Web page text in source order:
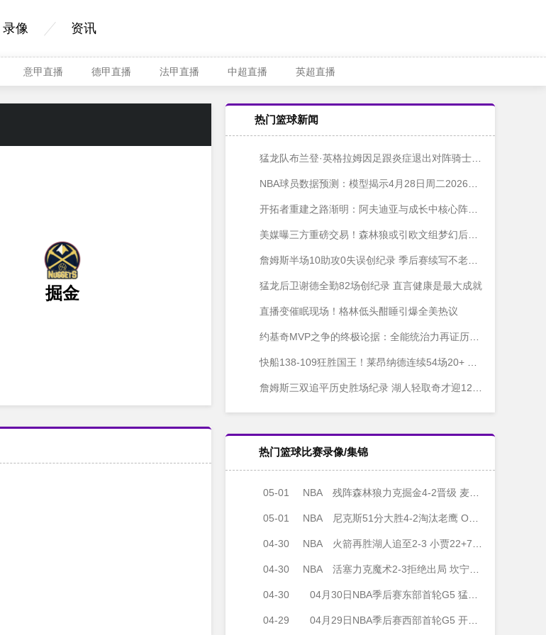
录像 资讯
意甲直播 德甲直播 法甲直播 中超直播 英超直播
掘金
热门篮球新闻
猛龙队布兰登·英格拉姆因足跟炎症退出对阵骑士队第五战
NBA球员数据预测：模型揭示4月28日周二2026年NBA季后赛三大最佳投注选择
开拓者重建之路渐明：阿夫迪亚与成长中核心阵容锁定季后赛席位
美媒曝三方重磅交易！森林狼或引欧文组梦幻后场 代价是送走戈贝尔
詹姆斯半场10助攻0失误创纪录 季后赛续写不老传奇比肩马龙、斯托克顿
猛龙后卫谢德全勤82场创纪录 直言健康是最大成就
直播变催眠现场！格林低头酣睡引爆全美热议
约基奇MVP之争的终极论据：全能统治力再证历史级价值
快船138-109狂胜国王！莱昂纳德连续54场20+ 重返西部第八
詹姆斯三双追平历史胜场纪录 湖人轻取奇才迎12战11胜
热门篮球比赛录像/集锦
05-01 NBA 残阵森林狼力克掘金4-2晋级 麦丹32+10 约基奇28分 穆雷17中4
05-01 NBA 尼克斯51分大胜4-2淘汰老鹰 OG29+7 杰伦·约翰逊21+8+6
04-30 NBA 火箭再胜湖人追至2-3 小贾22+7 詹姆斯25+7 里夫斯复出16中4
04-30 NBA 活塞力克魔术2-3拒绝出局 坎宁安45+5 班凯罗45+9+7&末节18分
04-30 04月30日NBA季后赛东部首轮G5 猛龙 - 骑士 全场录像
04-29 04月29日NBA季后赛西部首轮G5 开拓者 - 马刺 全场录像